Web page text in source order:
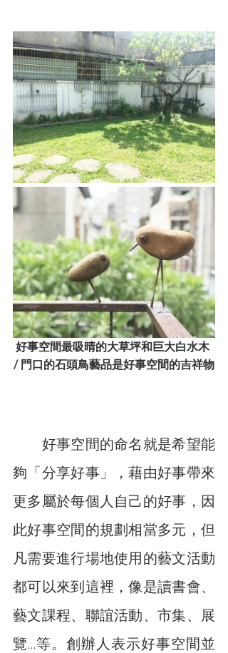
好事空間最吸晴的大草坪和巨大白水木
/ 門口的石頭鳥藝品是好事空間的吉祥物
好事空間的命名就是希望能
夠「分享好事」，藉由好事帶來
更多屬於每個人自己的好事，因
此好事空間的規劃相當多元，但
凡需要進行場地使用的藝文活動
都可以來到這裡，像是讀書會、
藝文課程、聯誼活動、市集、展
覽…等。創辦人表示好事空間並